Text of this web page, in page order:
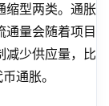
缩型两类。通胀
通量会随着项目
减少供应量，比
通胀。